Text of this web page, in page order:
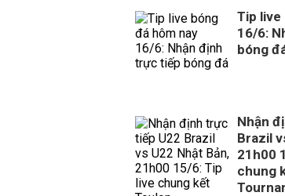
Tip live
16/6:
bóng
Nhận
Brazil
21h00
chung